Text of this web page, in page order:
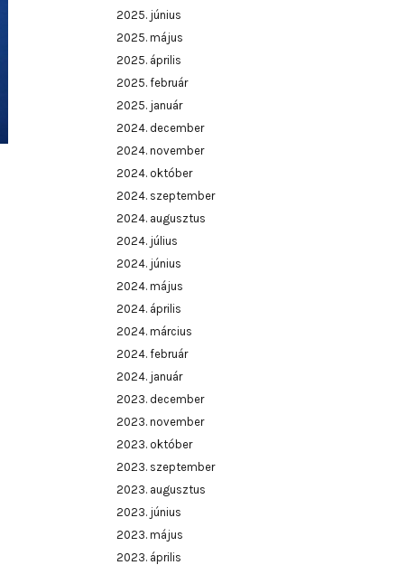
2025. június
2025. május
2025. április
2025. február
2025. január
2024. december
2024. november
2024. október
2024. szeptember
2024. augusztus
2024. július
2024. június
2024. május
2024. április
2024. március
2024. február
2024. január
2023. december
2023. november
2023. október
2023. szeptember
2023. augusztus
2023. június
2023. május
2023. április